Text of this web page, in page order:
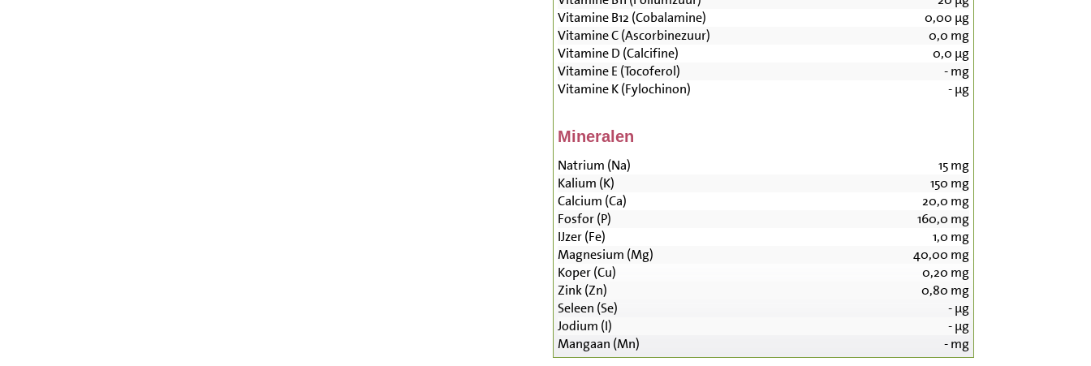
Vitamine B12 (Cobalamine)
0,00 µg
Vitamine C (Ascorbinezuur)
0,0 mg
Vitamine D (Calcifine)
0,0 µg
Vitamine E (Tocoferol)
-mg
Vitamine K (Fylochinon)
-µg
Mineralen
Natrium (Na) 15mg
Kalium (K)
150 mg
Calcium (Ca)
20,0 mg
Fosfor (P)
160,0 mg
IJzer (Fe)
1,0 mg
Magnesium (Mg)
40,00 mg
Koper (Cu)
0,20 mg
Zink (Zn)
0,80 mg
Seleen (Se)
-µg
Jodium (I)
-µg
Mangaan (Mn)
-mg
Zitten, tv kijken 268